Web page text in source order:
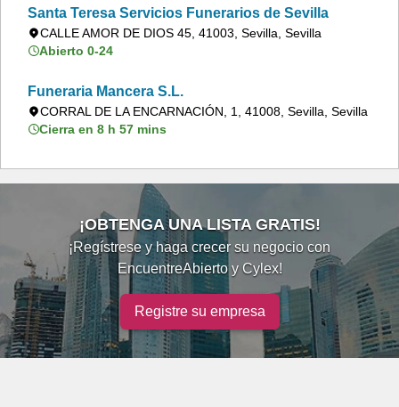
Santa Teresa Servicios Funerarios de Sevilla
CALLE AMOR DE DIOS 45, 41003, Sevilla, Sevilla
Abierto 0-24
Funeraria Mancera S.L.
CORRAL DE LA ENCARNACIÓN, 1, 41008, Sevilla, Sevilla
Cierra en 8 h 57 mins
¡OBTENGA UNA LISTA GRATIS!
¡Regístrese y haga crecer su negocio con
EncuentreAbierto y Cylex!
Registre su empresa